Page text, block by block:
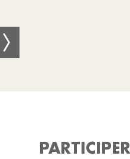
PARTICIPER